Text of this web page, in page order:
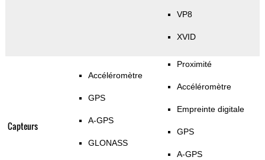
VP8
XVID
Capteurs
Accéléromètre
GPS
A-GPS
GLONASS
Proximité
Accéléromètre
Empreinte digitale
GPS
A-GPS